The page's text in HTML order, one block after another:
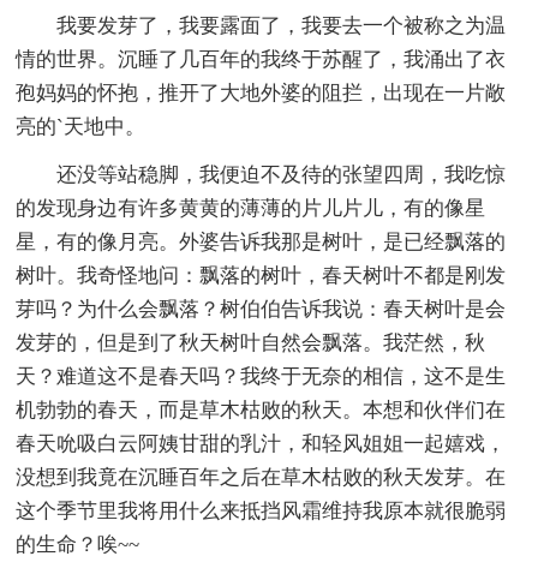
我要发芽了，我要露面了，我要去一个被称之为温
情的世界。沉睡了几百年的我终于苏醒了，我涌出了衣
孢妈妈的怀抱，推开了大地外婆的阻拦，出现在一片敞
亮的`天地中。
还没等站稳脚，我便迫不及待的张望四周，我吃惊
的发现身边有许多黄黄的薄薄的片儿片儿，有的像星
星，有的像月亮。外婆告诉我那是树叶，是已经飘落的
树叶。我奇怪地问：飘落的树叶，春天树叶不都是刚发
芽吗？为什么会飘落？树伯伯告诉我说：春天树叶是会
发芽的，但是到了秋天树叶自然会飘落。我茫然，秋
天？难道这不是春天吗？我终于无奈的相信，这不是生
机勃勃的春天，而是草木枯败的秋天。本想和伙伴们在
春天吮吸白云阿姨甘甜的乳汁，和轻风姐姐一起嬉戏，
没想到我竟在沉睡百年之后在草木枯败的秋天发芽。在
这个季节里我将用什么来抵挡风霜维持我原本就很脆弱
的生命？唉~~